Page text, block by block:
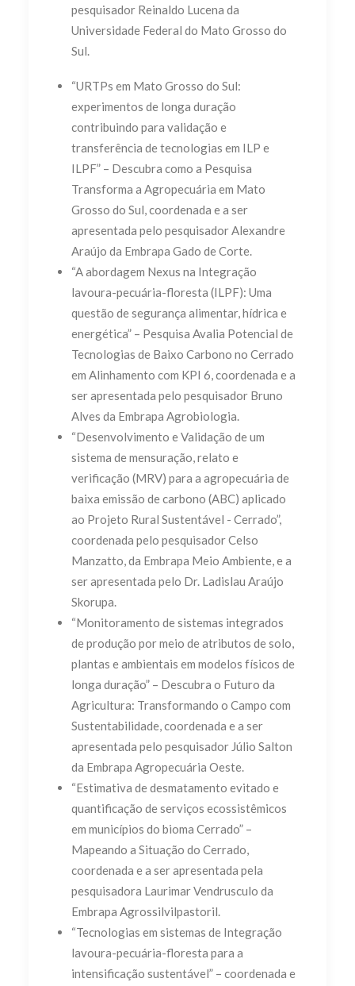
pesquisador Reinaldo Lucena da
Universidade Federal do Mato Grosso do
Sul.
“URTPs em Mato Grosso do Sul:
experimentos de longa duração
contribuindo para validação e
transferência de tecnologias em ILP e
ILPF” – Descubra como a Pesquisa
Transforma a Agropecuária em Mato
Grosso do Sul, coordenada e a ser
apresentada pelo pesquisador Alexandre
Araújo da Embrapa Gado de Corte.
“A abordagem Nexus na Integração
lavoura-pecuária-floresta (ILPF): Uma
questão de segurança alimentar, hídrica e
energética” – Pesquisa Avalia Potencial de
Tecnologias de Baixo Carbono no Cerrado
em Alinhamento com KPI 6, coordenada e a
ser apresentada pelo pesquisador Bruno
Alves da Embrapa Agrobiologia.
“Desenvolvimento e Validação de um
sistema de mensuração, relato e
verificação (MRV) para a agropecuária de
baixa emissão de carbono (ABC) aplicado
ao Projeto Rural Sustentável - Cerrado”,
coordenada pelo pesquisador Celso
Manzatto, da Embrapa Meio Ambiente, e a
ser apresentada pelo Dr. Ladislau Araújo
Skorupa.
“Monitoramento de sistemas integrados
de produção por meio de atributos de solo,
plantas e ambientais em modelos físicos de
longa duração” – Descubra o Futuro da
Agricultura: Transformando o Campo com
Sustentabilidade, coordenada e a ser
apresentada pelo pesquisador Júlio Salton
da Embrapa Agropecuária Oeste.
“Estimativa de desmatamento evitado e
quantificação de serviços ecossistêmicos
em municípios do bioma Cerrado” –
Mapeando a Situação do Cerrado,
coordenada e a ser apresentada pela
pesquisadora Laurimar Vendrusculo da
Embrapa Agrossilvilpastoril.
“Tecnologias em sistemas de Integração
lavoura-pecuária-floresta para a
intensificação sustentável” – coordenada e